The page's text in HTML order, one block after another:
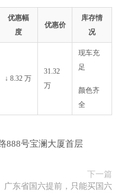
优惠幅
度
优惠价
库存情
况
↓ 8.32 万
31.32
万
现车充
足
颜色齐
全
888号宝澜大厦首层
下一篇
广东省国六提前，只能买国六